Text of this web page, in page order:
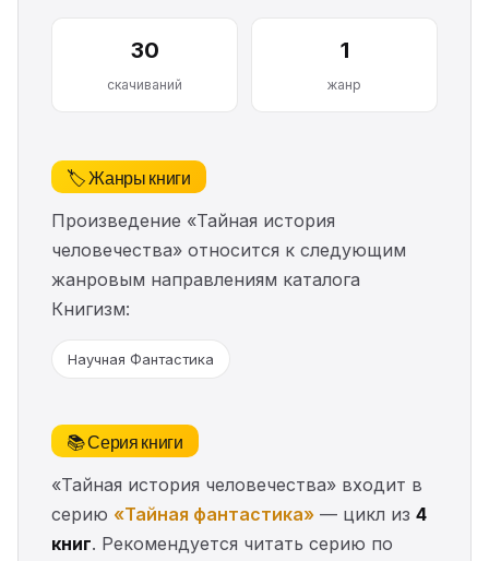
30
скачиваний
1
жанр
🏷️ Жанры книги
Произведение «Тайная история
человечества» относится к следующим
жанровым направлениям каталога
Книгизм:
Научная Фантастика
📚 Серия книги
«Тайная история человечества» входит в
серию «Тайная фантастика» — цикл из 4
книг. Рекомендуется читать серию по